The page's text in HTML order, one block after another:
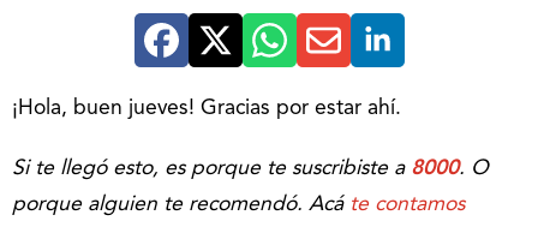
¡Hola, buen jueves! Gracias por estar ahí.
Si te llegó esto, es porque te suscribiste a 8000. O
porque alguien te recomendó. Acáte contamos